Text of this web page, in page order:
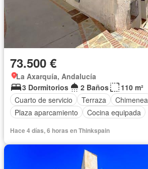
73.500 €
La Axarquía, Andalucía
3 Dormitorios
2 Baños
110 m²
Cuarto de servicio
Terraza
Chimenea
Plaza aparcamiento
Cocina equipada
Hace 4 días, 6 horas en Thinkspain